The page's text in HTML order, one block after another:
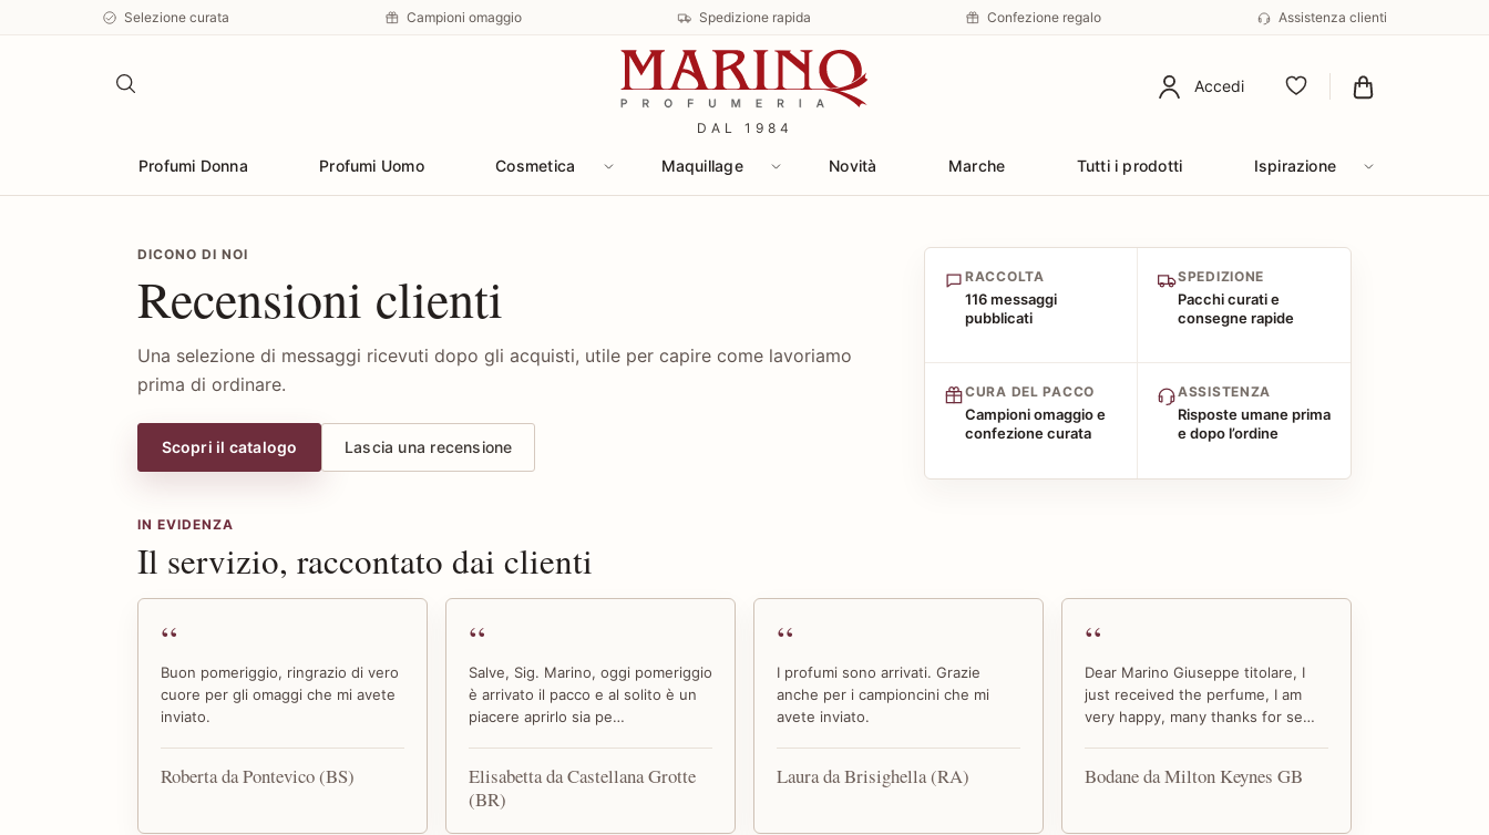
Selezione curata Campioni omaggio Spedizione rapida Confezione regalo Assistenza clienti
DAL 1984
Accedi
Preferiti
Profumi Donna Profumi Uomo Cosmetica Maquillage Novità Marche Tutti i prodotti Ispirazione
DICONO DI NOI
Recensioni clienti
Una selezione di messaggi ricevuti dopo gli acquisti, utile per capire come lavoriamo
prima di ordinare.
Scopri il catalogo Lascia una recensione
RACCOLTA
116 messaggi
pubblicati
SPEDIZIONE
Pacchi curati e
consegne rapide
CURA DEL PACCO
Campioni omaggio e
confezione curata
ASSISTENZA
Risposte umane prima
e dopo l’ordine
IN EVIDENZA
Il servizio, raccontato dai clienti
Buon pomeriggio, ringrazio di vero
cuore per gli omaggi che mi avete
inviato.
Roberta da Pontevico (BS)
Salve, Sig. Marino, oggi pomeriggio
è arrivato il pacco e al solito è un
piacere aprirlo sia pe…
Elisabetta da Castellana Grotte
(BR)
I profumi sono arrivati. Grazie
anche per i campioncini che mi
avete inviato.
Laura da Brisighella (RA)
Dear Marino Giuseppe titolare, I
just received the perfume, I am
very happy, many thanks for se…
Bodane da Milton Keynes GB